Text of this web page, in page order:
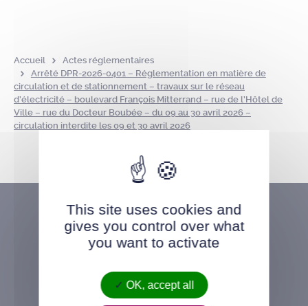
Accueil
Actes réglementaires
Arrêté DPR-2026-0401 – Réglementation en matière de
circulation et de stationnement – travaux sur le réseau
d’électricité – boulevard François Mitterrand – rue de l’Hôtel de
Ville – rue du Docteur Boubée – du 09 au 30 avril 2026 –
circulation interdite les 09 et 30 avril 2026
This site uses cookies and
gives you control over what
you want to activate
OK, accept all